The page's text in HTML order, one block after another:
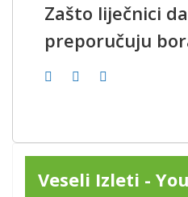
Zašto liječnici
preporučuju
Veseli Izleti -